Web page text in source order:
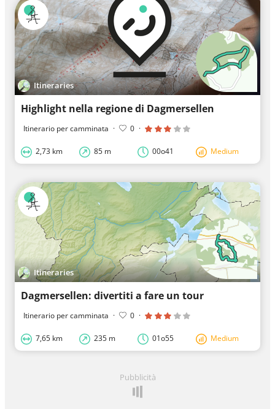
Itineraries
Highlight nella regione di Dagmersellen
Itinerario per camminata · 0 ·
2,73 km 85 m 00o41 Medium
Itineraries
Dagmersellen: divertiti a fare un tour
Itinerario per camminata · 0 ·
7,65 km 235 m 01o55 Medium
Pubblicità